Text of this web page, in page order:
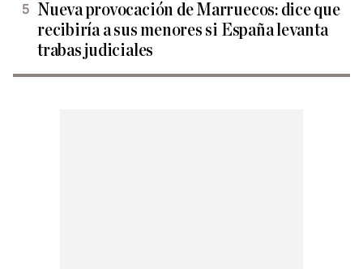
Nueva provocación de Marruecos: dice que
recibiría a sus menores si España levanta
trabas judiciales